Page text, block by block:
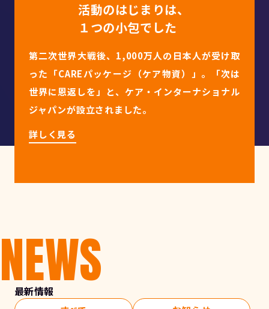
活動のはじまりは、
１つの小包でした
第二次世界大戦後、1,000万人の日本人が受け取
った「CAREパッケージ（ケア物資）」。「次は
世界に恩返しを」と、ケア・インターナショナル
ジャパンが設立されました。
詳しく見る
NEWS
最新情報